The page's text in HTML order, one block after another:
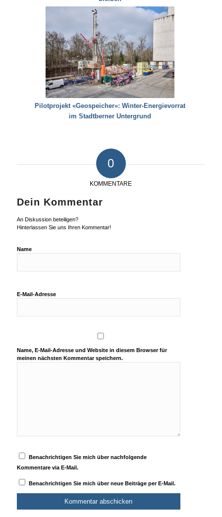
Pilotprojekt «Geospeicher»: Winter-Energievorrat
im Stadtberner Untergrund
0
KOMMENTARE
Dein Kommentar
An Diskussion beteiligen?
Hinterlassen Sie uns Ihren Kommentar!
Name
E-Mail-Adresse
Name, E-Mail-Adresse und Website in diesem Browser für
meinen nächsten Kommentar speichern.
Benachrichtigen Sie mich über nachfolgende
Kommentare via E-Mail.
Benachrichtigen Sie mich über neue Beiträge per E-Mail.